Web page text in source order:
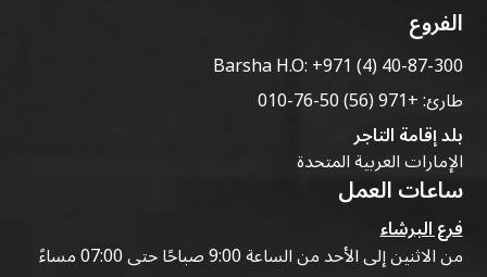
الفروع
Barsha H.O:+971 (4) 40-87-300
طارئ:+971 (56) 50-76-010
بلد إقامة التاجر
الإمارات العربية المتحدة
ساعات العمل
فرع البرشاء
من الاثنين إلى الأحد من الساعة 9:00 صباحًا حتى 07:00 مساءً